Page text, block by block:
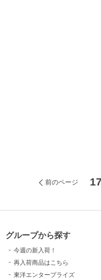
前のページ
グループから探す
今週の新入荷！
再入荷商品はこちら
東洋エンタープライズ